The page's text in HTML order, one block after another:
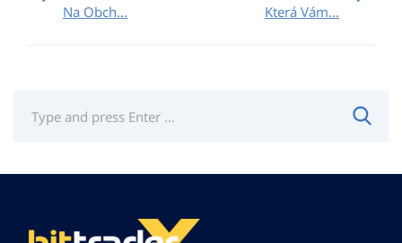
Na Obch...
Která Vám...